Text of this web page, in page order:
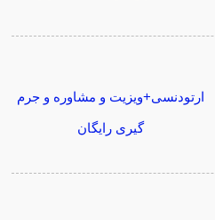
ارتودنسی+ویزیت و مشاوره و جرم
گیری رایگان